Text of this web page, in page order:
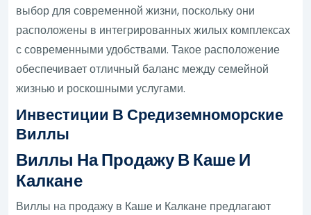
выбор для современной жизни, поскольку они
расположены в интегрированных жилых комплексах
с современными удобствами. Такое расположение
обеспечивает отличный баланс между семейной
жизнью и роскошными услугами.
Инвестиции В Средиземноморские
Виллы
Виллы На Продажу В Каше И
Калкане
Виллы на продажу в Каше и Калкане предлагают